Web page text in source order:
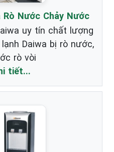
Rò Nước Chảy Nước
uy tín chất lượng
Daiwa bị rò nước,
rò vòi
tiết...